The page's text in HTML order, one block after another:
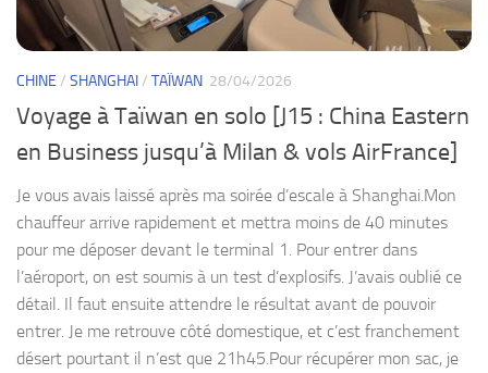
CHINE / SHANGHAI/ TAÏWAN 28/04/2026
Voyage à Taïwan en solo [J15 : China Eastern
en Business jusqu’à Milan & vols AirFrance]
Je vous avais laissé après ma soirée d’escale à Shanghai.Mon
chauffeur arrive rapidement et mettra moins de 40 minutes
pour me déposer devant le terminal 1. Pour entrer dans
l’aéroport, on est soumis à un test d’explosifs. J’avais oublié ce
détail. Il faut ensuite attendre le résultat avant de pouvoir
entrer. Je me retrouve côté domestique, et c’est franchement
désert pourtant il n’est que 21h45.Pour récupérer mon sac, je